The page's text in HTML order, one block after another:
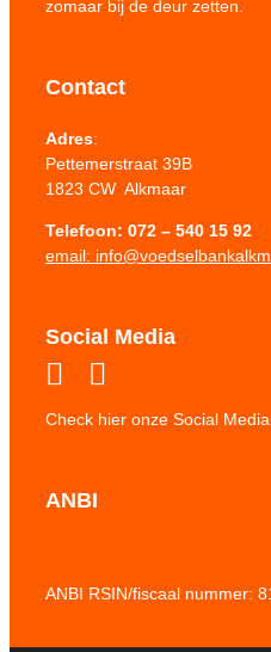
zomaar bij de deur zetten.
Contact
Adres:
Pettemerstraat 39B
1823 CW Alkmaar
Telefoon: 072 – 540 15 92
email:
Social Media
Check hier onze Social
ANBI
ANBI RSIN/fiscaal nummer: